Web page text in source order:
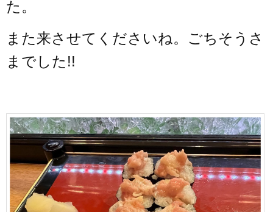
た。
また来させてくださいね。ごちそうさ
までした!!